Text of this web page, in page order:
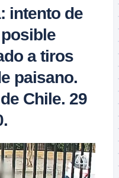
intento de
a tiros
paisano.
Chile. 29